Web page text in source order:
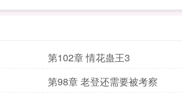
第102章 情花蛊王3
第98章 老登还需要被考察